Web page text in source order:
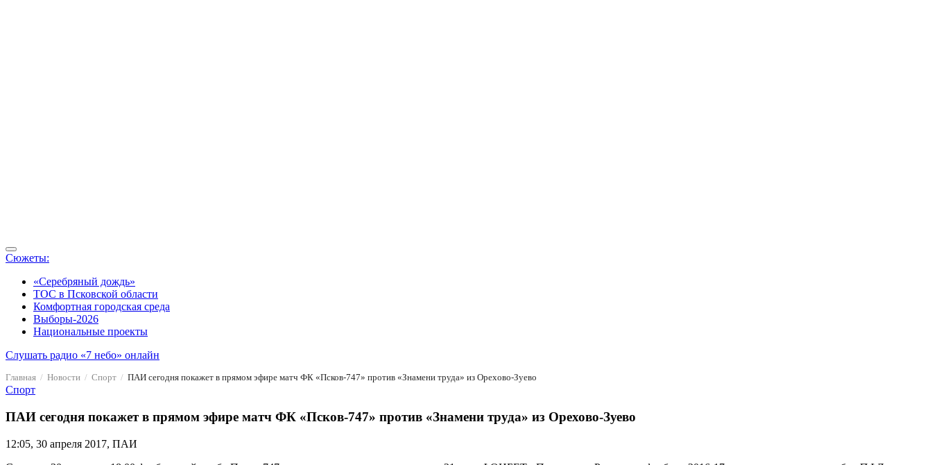
Сюжеты:
«Серебряный дождь»
ТОС в Псковской области
Комфортная городская среда
Выборы-2026
Национальные проекты
Слушать радио «7 небо» онлайн
Главная Новости Спорт ПАИ сегодня покажет в прямом эфире матч ФК «Псков-747» против «Знамени труда» из Орехово-Зуево
Спорт
ПАИ сегодня покажет в прямом эфире матч ФК «Псков-747» против «Знамени труда» из Орехово-Зуево
12:05, 30 апреля 2017, ПАИ